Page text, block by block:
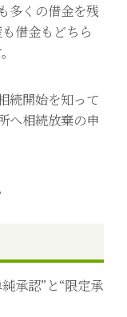
多くの借金を残
借金もどちら
続開始を知って
へ相続放棄の申
承認”と“限定承